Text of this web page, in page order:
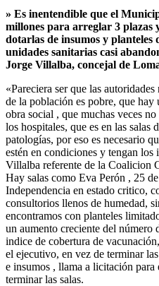
Compartir
» Es inentendible que el
millones para arreglar 3
dotarlas de insumos y planteles
unidades sanitarias casi
Jorge Villalba, concejal de
«Pareciera ser que las
de la población es pobre, que
obra social , que muchas veces
los hospitales, que es en las salas
patologías, por eso es necesario
estén en condiciones y tengan los
Villalba referente de la Coalicion
Hay salas como Eva Perón , 25
Independencia en estado critico,
consultorios llenos de humedad,
encontramos con planteles
un aumento creciente del
indice de cobertura de
el ejecutivo, en vez de terminar
e insumos , llama a licitación para
terminar las salas.